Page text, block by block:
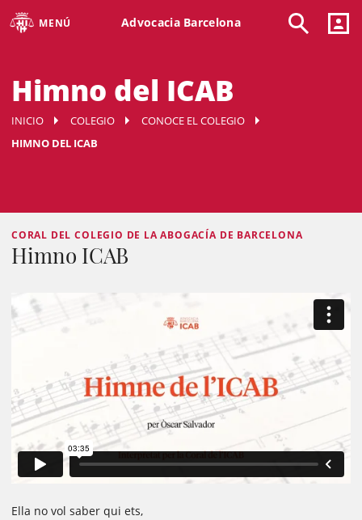
MENÚ Advocacia Barcelona
Himno del ICAB
INICIO COLEGIO
CONOCE EL COLEGIO
HIMNO DEL ICAB
CORAL DEL COLEGIO DE LA ABOGACÍA DE BARCELONA
Himno ICAB
Ella no vol saber qui ets,